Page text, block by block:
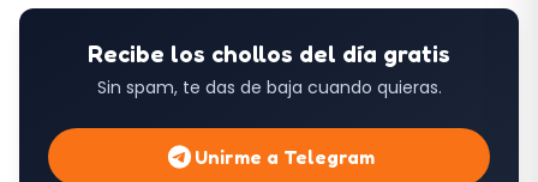
Recibe los chollos del día gratis
Sin spam, te das de baja cuando quieras.
Unirme a Telegram